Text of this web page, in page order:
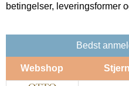
betingelser, leveringsformer
Bedst
Webshop